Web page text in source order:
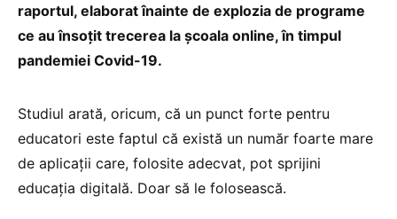
raportul, elaborat înainte de explozia de programe
ce au însoțit trecerea la școala online, în timpul
pandemiei Covid-19.
Studiul arată, oricum, că un punct forte pentru
educatori este faptul că există un număr foarte mare
de aplicații care, folosite adecvat, pot sprijini
educația digitală. Doar să le folosească.